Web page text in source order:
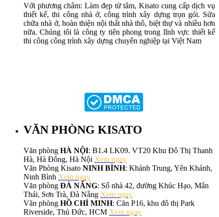
Với phương châm: Làm đẹp từ tâm, Kisato cung cấp dịch vụ
thiết kế, thi công nhà ở, công trình xây dựng trọn gói. Sửa
chữa nhà ở, hoàn thiện nội thất nhà thô, biệt thự và nhiều hơn
nữa. Chúng tôi là công ty tiên phong trong lĩnh vực thiết kế
thi công công trình xây dựng chuyên nghiệp tại Việt Nam
VĂN PHÒNG KISATO
Văn phòng HÀ NỘI: B1.4 LK09. VT20 Khu Đô Thị Thanh
Hà, Hà Đông, Hà Nội Xem ngay
Văn Phòng Kisato NINH BÌNH: Khánh Trung, Yên Khánh,
Ninh Bình Xem ngay
Văn phòng ĐÀ NẴNG: Số nhà 42, đường Khúc Hạo, Mân
Thái, Sơn Trà, Đà Nẵng Xem ngay
Văn phòng HỒ CHÍ MINH: Căn P16, khu đô thị Park
Riverside, Thủ Đức, HCM Xem ngay